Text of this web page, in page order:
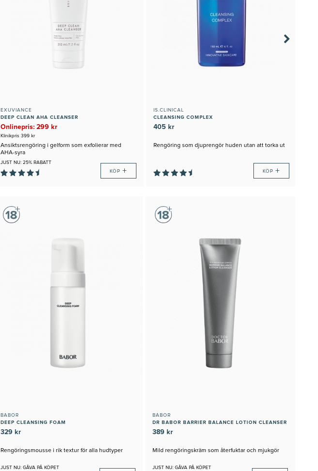
EXUVIANCE
DEEP CLEAN AHA CLEANSER
Onlinepris: 299 kr
Klinikpris 399 kr
Ansiktsrengöring i gelform som exfolierar med
AHA-syra
JUST NU: 25% RABATT
KÖP +
IS.CLINICAL
CLEANSING COMPLEX
405 kr
Rengöring som djuprengör huden utan att torka ut
KÖP +
BABOR
DEEP CLEANSING FOAM
329 kr
Rengöringsmousse i rik textur för alla hudtyper
JUST NU: GÅVA PÅ KÖPET
BABOR
DR BABOR BARRIER BALANCE LOTION CLEANSER
389 kr
Mild rengöringskräm som återfuktar och mjukgör
JUST NU: GÅVA PÅ KÖPET